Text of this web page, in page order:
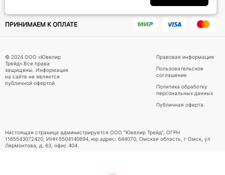
ПРИНИМАЕМ К ОПЛАТЕ
© 2024 ООО «Ювелир
Трейд».Все права
защищены. Информация
на сайте не является
публичной офертой
Правовая информация
Пользовательское
соглашение
Политика обработку
персональных данных
Публичная оферта
Настоящая страница администрируется ООО "Ювелир Трейд", ОГРН
1165543072420, ИНН 5504140694, юр.адрес: 644070, Омская область, г Омск, ул
Лермонтова, д. 63, офис 404.